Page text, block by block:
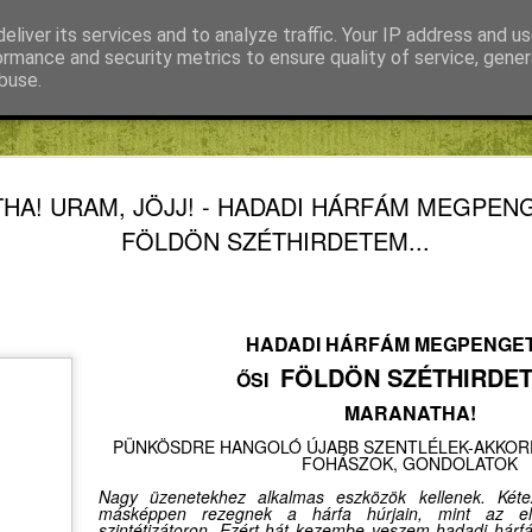
URAM, JÖJJ! - HADADI HÁRFÁM
FÖLDÖN SZÉTHIRDETEM...
HADADI HÁRFÁM
ŐSI FÖLDÖN
MARANATHA!
PÜNKÖSDRE HANGOLÓ ÚJABB SZENTLÉLEK-
FOHÁSZOK, GONDOLATOK
Nagy üzenetekhez alkalmas eszközök kellenek.
másképpen rezegnek a hárfa húrjain, mint az
its services and to analyze traffic. Your IP address and
and security metrics to ensure quality of service,
8
A MAGAS KÖZÉPKOR
ALACSONY DIGITÁLIS
BOSCHJA
REFORMÁTUS